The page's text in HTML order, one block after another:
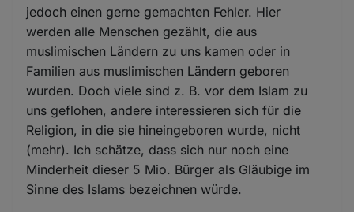
jedoch einen gerne gemachten Fehler. Hier
werden alle Menschen gezählt, die aus
muslimischen Ländern zu uns kamen oder in
Familien aus muslimischen Ländern geboren
wurden. Doch viele sind z. B. vor dem Islam zu
uns geflohen, andere interessieren sich für die
Religion, in die sie hineingeboren wurde, nicht
(mehr). Ich schätze, dass sich nur noch eine
Minderheit dieser 5 Mio. Bürger als Gläubige im
Sinne des Islams bezeichnen würde.